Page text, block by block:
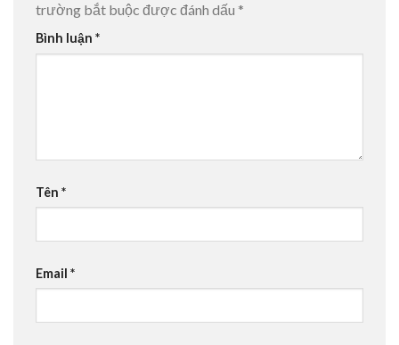
trường bắt buộc được đánh dấu *
Bình luận *
Tên *
Email *